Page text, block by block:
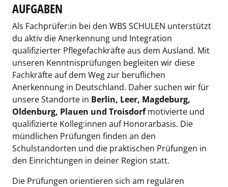
AUFGABEN
Als Fachprüfer:in bei den WBS SCHULEN unterstützt
du aktiv die Anerkennung und Integration
qualifizierter Pflegefachkräfte aus dem Ausland. Mit
unseren Kenntnisprüfungen begleiten wir diese
Fachkräfte auf dem Weg zur beruflichen
Anerkennung in Deutschland. Daher suchen wir für
unsere Standorte in Berlin, Leer, Magdeburg,
Oldenburg, Plauen und Troisdorfmotivierte und
qualifizierte Kolleg:innen auf Honorarbasis. Die
mündlichen Prüfungen finden an den
Schulstandorten und die praktischen Prüfungen in
den Einrichtungen in deiner Region statt.
Die Prüfungen orientieren sich am regulären